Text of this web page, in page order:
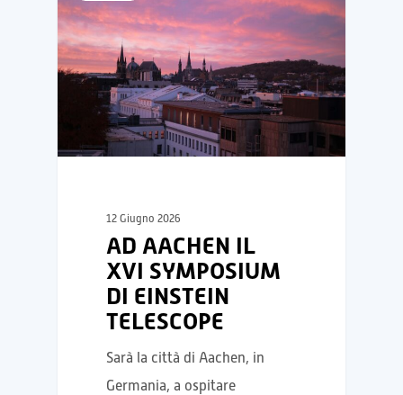
12 Giugno 2026
AD AACHEN IL
XVI SYMPOSIUM
DI EINSTEIN
TELESCOPE
Sarà la città di Aachen, in
Germania, a ospitare